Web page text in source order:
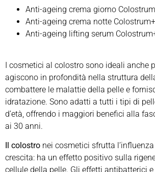
Anti-ageing crema giorno
Anti-ageing crema notte Colostrum+
Anti-ageing lifting serum
I cosmetici al colostro sono ideali anche
agiscono in profondità nella struttura
combattere le malattie della pelle e
idratazione. Sono adatti a tutti i tipi di
d’età, offrendo i maggiori benefici alla
ai 30 anni.
Il colostro nei cosmetici sfrutta
crescita: ha un effetto positivo sulla
cellule della pelle. Gli effetti antibatterici